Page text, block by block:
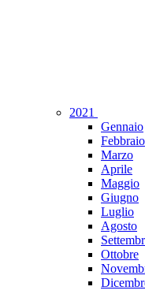
2021
Gennaio
Febbraio
Marzo
Aprile
Maggio
Giugno
Luglio
Agosto
Ottobre